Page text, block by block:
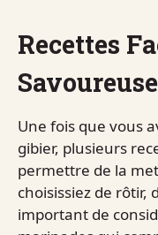
Recettes
Une fois que vous
gibier, plusieurs
permettre de la
choisissiez de rôtir,
important de